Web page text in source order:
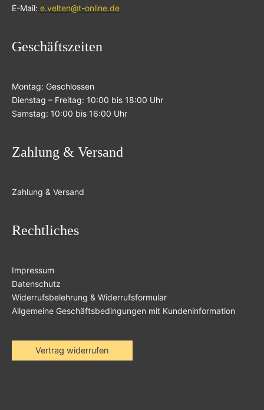
E-Mail: e.velten@t-online.de
Geschäftszeiten
Montag: Geschlossen
Dienstag – Freitag: 10:00 bis 18:00 Uhr
Samstag: 10:00 bis 16:00 Uhr
Zahlung & Versand
Zahlung & Versand
Rechtliches
Impressum
Datenschutz
Widerrufsbelehrung & Widerrufsformular
Allgemeine Geschäftsbedingungen mit Kundeninformation
Vertrag widerrufen